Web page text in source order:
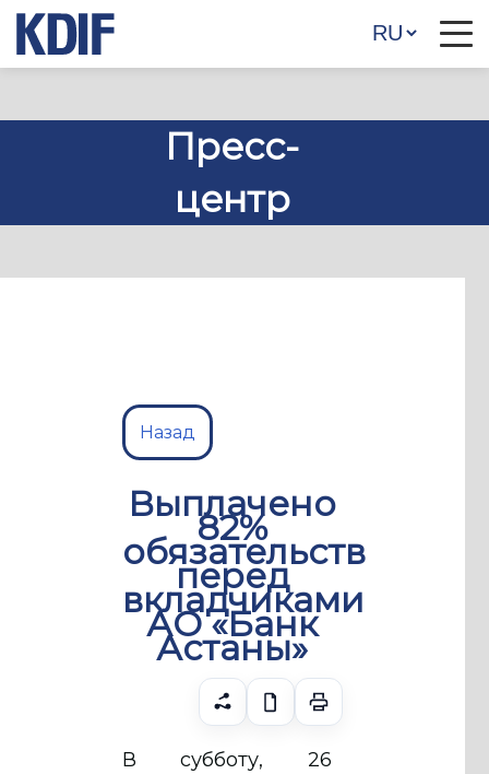
Пресс-
центр
Назад
Выплачено
82%
обязательств
перед
вкладчиками
АО «Банк
Астаны»
В субботу, 26